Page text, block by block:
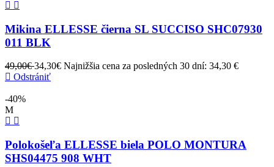
Mikina ELLESSE čierna SL SUCCISO SHC07930
011 BLK
49,00€34,30€ Najnižšia cena za posledných 30 dní: 34,30 €
Odstrániť
-40%
M
Polokošeľa ELLESSE biela POLO MONTURA
SHS04475 908 WHT